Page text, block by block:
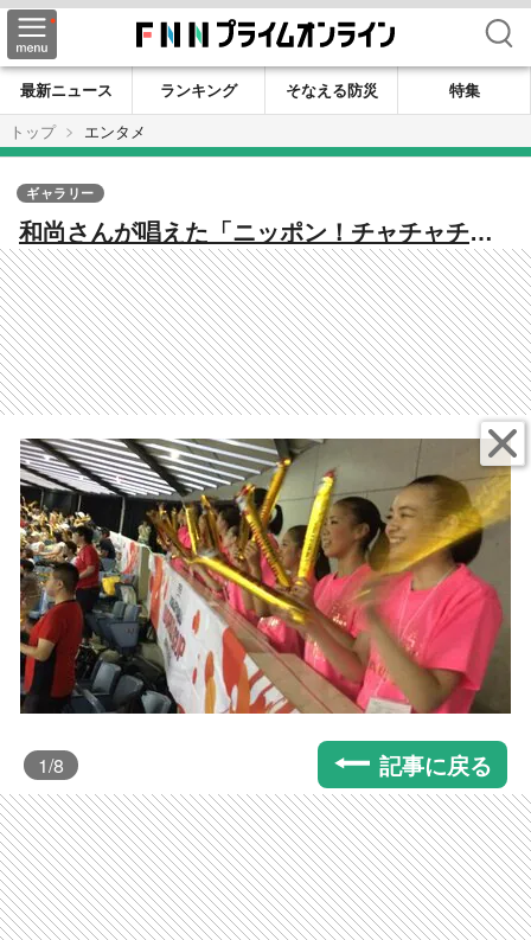
検索
最新ニュース ランキング そなえる防災
特集
トップ
エンタメ
和尚さんが唱えた「ニッポン！チャチャチ
ャ」 バレーの応援が最初じゃない！？【W
杯バレー豆知識】
ギャラリー
1/8 記事に戻る